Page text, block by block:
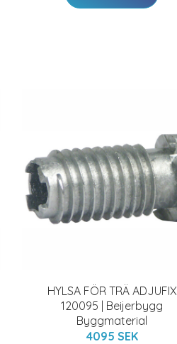
HYLSA FÖR TRÄ ADJUFIX
120095 | Beijerbygg
Byggmaterial
4095 SEK